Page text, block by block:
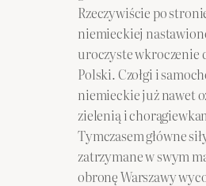
Rzeczywiście po
niemieckiej
uroczyste wkroczenie
Polski. Czołgi i
niemieckie już nawet
zielenią i
Tymczasem główne
zatrzymane w swym
obronę Warszawy